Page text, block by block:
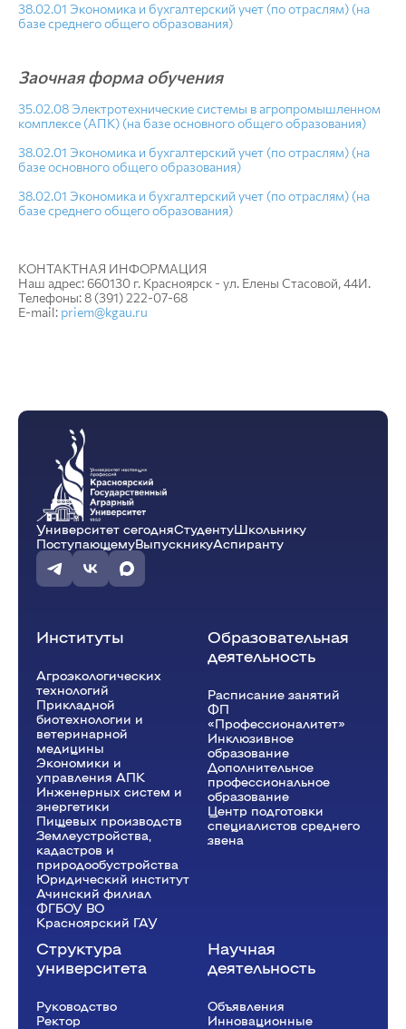
38.02.01 Экономика и бухгалтерский учет (по отраслям) (на
базе среднего общего образования)
Заочная форма обучения
35.02.08 Электротехнические системы в агропромышленном
комплексе (АПК) (на базе основного общего образования)
38.02.01 Экономика и бухгалтерский учет (по отраслям) (на
базе основного общего образования)
38.02.01 Экономика и бухгалтерский учет (по отраслям) (на
базе среднего общего образования)
КОНТАКТНАЯ ИНФОРМАЦИЯ
Наш адрес: 660130 г. Красноярск - ул. Елены Стасовой, 44И.
Телефоны: 8 (391) 222-07-68
E-mail: priem@kgau.ru
Университет сегодняСтудентуШкольнику
ПоступающемуВыпускникуАспиранту
Институты
Агроэкологических
технологий
Прикладной
биотехнологии и
ветеринарной
медицины
Экономики и
управления АПК
Инженерных систем и
энергетики
Пищевых производств
Землеустройства,
кадастров и
природообустройства
Юридический институт
Ачинский филиал
ФГБОУ ВО
Красноярский ГАУ
Образовательная
деятельность
Расписание занятий
ФП
«Профессионалитет»
Инклюзивное
образование
Дополнительное
профессиональное
образование
Центр подготовки
специалистов среднего
звена
Структура
университета
Руководство
Ректор
Научная
деятельность
Объявления
Инновационные